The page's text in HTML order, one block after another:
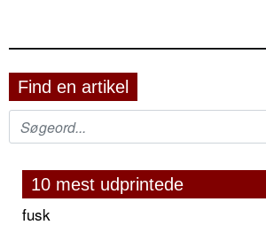
Find en artikel
10 mest udprintede
fusk